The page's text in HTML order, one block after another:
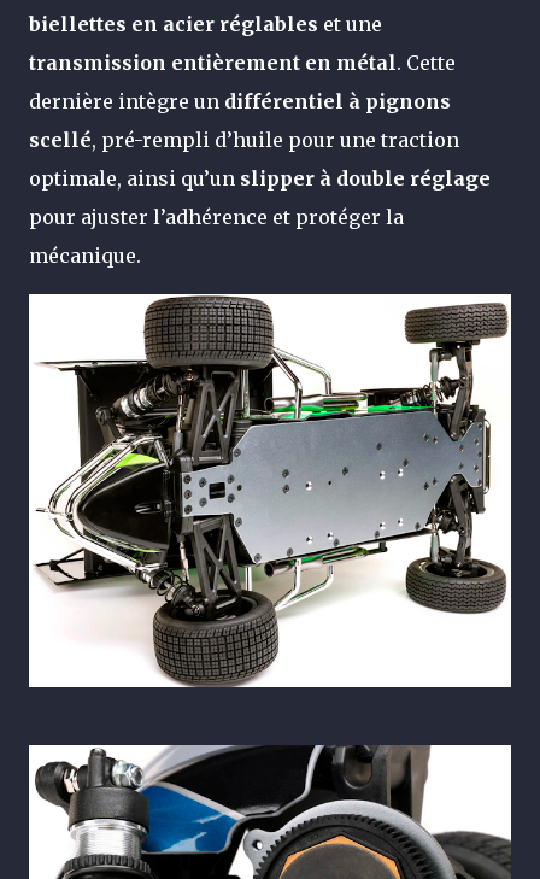
biellettes en acier réglables et une
transmission entièrement en métal. Cette
dernière intègre un différentiel à pignons
scellé, pré-rempli d’huile pour une traction
optimale, ainsi qu’un slipper à double réglage
pour ajuster l’adhérence et protéger la
mécanique.